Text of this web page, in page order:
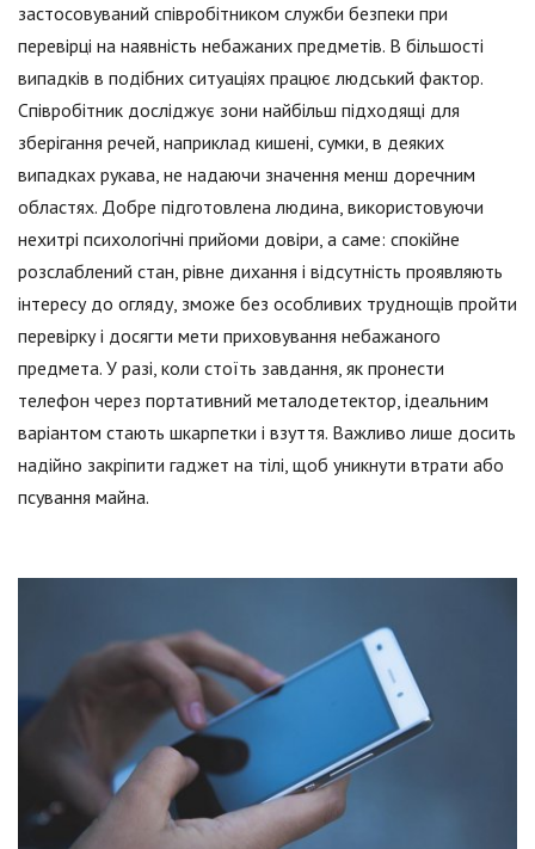
застосовуваний співробітником служби безпеки при
перевірці на наявність небажаних предметів. В більшості
випадків в подібних ситуаціях працює людський фактор.
Співробітник досліджує зони найбільш підходящі для
зберігання речей, наприклад кишені, сумки, в деяких
випадках рукава, не надаючи значення менш доречним
областях. Добре підготовлена людина, використовуючи
нехитрі психологічні прийоми довіри, а саме: спокійне
розслаблений стан, рівне дихання і відсутність проявляють
інтересу до огляду, зможе без особливих труднощів пройти
перевірку і досягти мети приховування небажаного
предмета. У разі, коли стоїть завдання, як пронести
телефон через портативний металодетектор, ідеальним
варіантом стають шкарпетки і взуття. Важливо лише досить
надійно закріпити гаджет на тілі, щоб уникнути втрати або
псування майна.